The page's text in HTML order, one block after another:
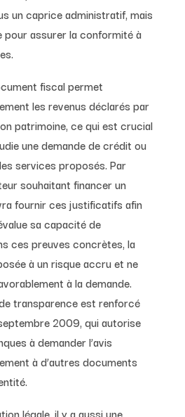
un caprice administratif, mais
pour assurer la conformité à
fiscal permet
les revenus déclarés par
patrimoine, ce qui est crucial
une demande de crédit ou
services proposés. Par
souhaitant financer un
fournir ces justificatifs afin
sa capacité de
ces preuves concrètes, la
à un risque accru et ne
à la demande.
transparence est renforcé
2009, qui autorise
à demander l’avis
à d’autres documents
légale, il y a aussi une